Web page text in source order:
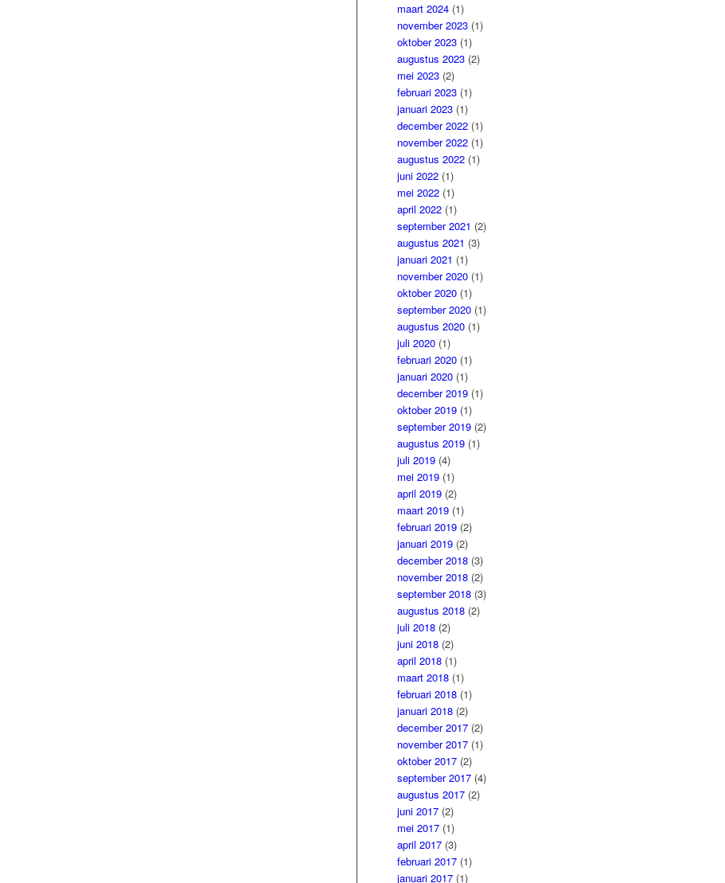
maart 2024 (1)
november 2023 (1)
oktober 2023 (1)
augustus 2023 (2)
mei 2023 (2)
februari 2023 (1)
januari 2023 (1)
december 2022 (1)
november 2022 (1)
augustus 2022 (1)
juni 2022 (1)
mei 2022 (1)
april 2022 (1)
september 2021 (2)
augustus 2021 (3)
januari 2021 (1)
november 2020 (1)
oktober 2020 (1)
september 2020 (1)
augustus 2020 (1)
juli 2020 (1)
februari 2020 (1)
januari 2020 (1)
december 2019 (1)
oktober 2019 (1)
september 2019 (2)
augustus 2019 (1)
juli 2019 (4)
mei 2019 (1)
april 2019 (2)
maart 2019 (1)
februari 2019 (2)
januari 2019 (2)
december 2018 (3)
november 2018 (2)
september 2018 (3)
augustus 2018 (2)
juli 2018 (2)
juni 2018 (2)
april 2018 (1)
maart 2018 (1)
februari 2018 (1)
januari 2018 (2)
december 2017 (2)
november 2017 (1)
oktober 2017 (2)
september 2017 (4)
augustus 2017 (2)
juni 2017 (2)
mei 2017 (1)
april 2017 (3)
februari 2017 (1)
januari 2017 (1)